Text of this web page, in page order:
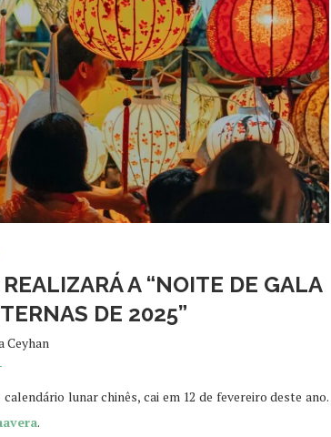
A “NOITE DE GALA
DE 2025”
Ceyhan
lunar chinês, cai em 12 de fevereiro deste ano.
.